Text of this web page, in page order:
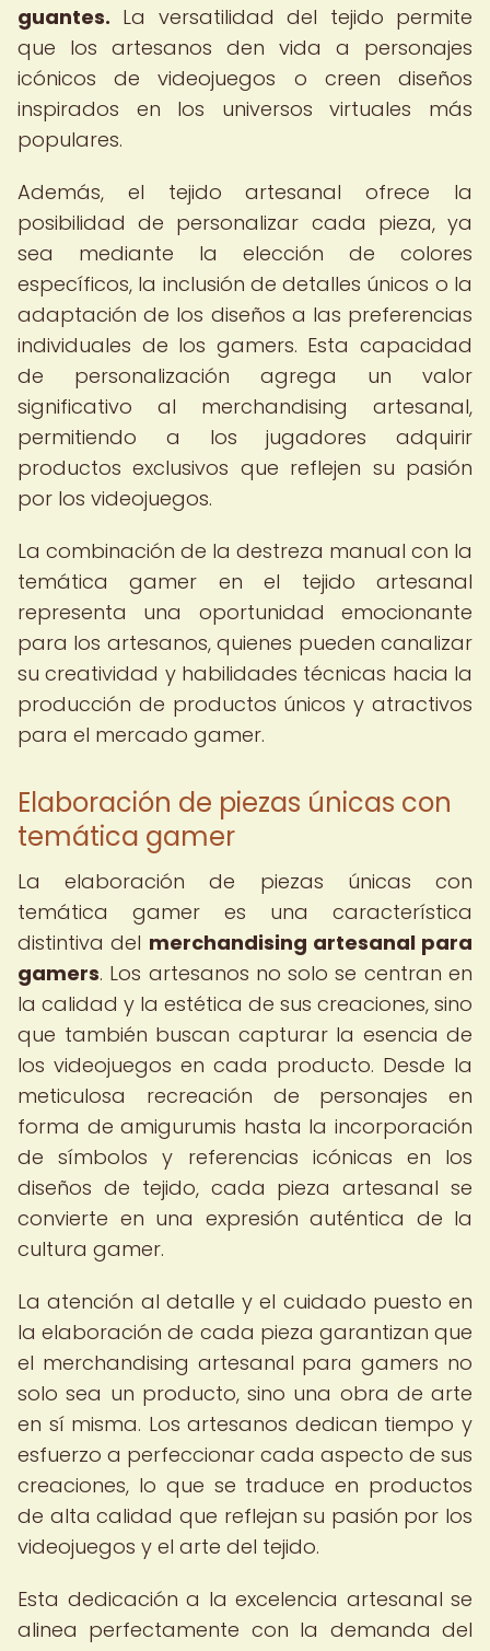
guantes. La versatilidad del tejido permite
que los artesanos den vida a personajes
icónicos de videojuegos o creen diseños
inspirados en los universos virtuales más
populares.
Además, el tejido artesanal ofrece la
posibilidad de personalizar cada pieza, ya
sea mediante la elección de colores
específicos, la inclusión de detalles únicos o la
adaptación de los diseños a las preferencias
individuales de los gamers. Esta capacidad
de personalización agrega un valor
significativo al merchandising artesanal,
permitiendo a los jugadores adquirir
productos exclusivos que reflejen su pasión
por los videojuegos.
La combinación de la destreza manual con la
temática gamer en el tejido artesanal
representa una oportunidad emocionante
para los artesanos, quienes pueden canalizar
su creatividad y habilidades técnicas hacia la
producción de productos únicos y atractivos
para el mercado gamer.
Elaboración de piezas únicas con
temática gamer
La elaboración de piezas únicas con
temática gamer es una característica
distintiva del merchandising artesanal para
gamers. Los artesanos no solo se centran en
la calidad y la estética de sus creaciones, sino
que también buscan capturar la esencia de
los videojuegos en cada producto. Desde la
meticulosa recreación de personajes en
forma de amigurumis hasta la incorporación
de símbolos y referencias icónicas en los
diseños de tejido, cada pieza artesanal se
convierte en una expresión auténtica de la
cultura gamer.
La atención al detalle y el cuidado puesto en
la elaboración de cada pieza garantizan que
el merchandising artesanal para gamers no
solo sea un producto, sino una obra de arte
en sí misma. Los artesanos dedican tiempo y
esfuerzo a perfeccionar cada aspecto de sus
creaciones, lo que se traduce en productos
de alta calidad que reflejan su pasión por los
videojuegos y el arte del tejido.
Esta dedicación a la excelencia artesanal se
alinea perfectamente con la demanda del